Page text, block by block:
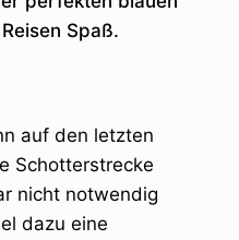
Spaß.
auf den letzten
Schotterstrecke
nicht notwendig
dazu eine